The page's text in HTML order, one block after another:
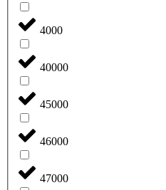
4000
40000
45000
46000
47000